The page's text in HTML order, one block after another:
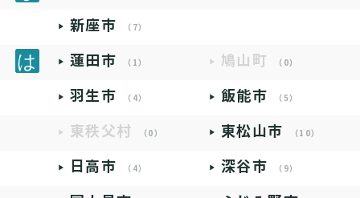
新座市 （7）
蓮田市 （1） 鳩山町 （0）
羽生市 （4） 飯能市 （5）
東秩父村 （0） 東松山市 （10）
日高市 （4） 深谷市 （9）